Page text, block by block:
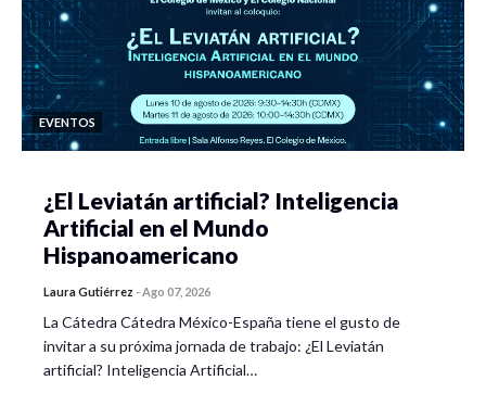
EVENTOS
¿El Leviatán artificial? Inteligencia
Artificial en el Mundo
Hispanoamericano
Laura Gutiérrez -Ago 07, 2026
La Cátedra Cátedra México-España tiene el gusto de
invitar a su próxima jornada de trabajo: ¿El Leviatán
artificial? Inteligencia Artificial…